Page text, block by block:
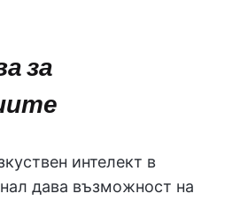
за
интелект в
дава възможност на